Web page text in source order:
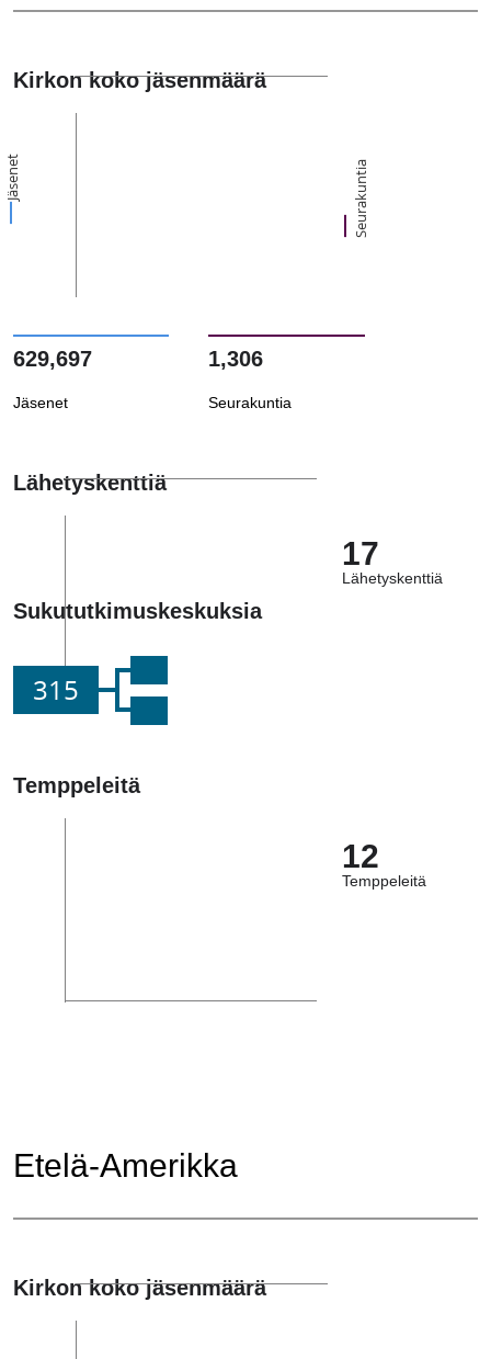
Kirkon koko jäsenmäärä
Jäsenet Seurakuntia
629,697
Jäsenet
1,306
Seurakuntia
Lähetyskenttiä
17
Lähetyskenttiä
Sukututkimuskeskuksia
315
Temppeleitä
12
Temppeleitä
Etelä-Amerikka
Kirkon koko jäsenmäärä